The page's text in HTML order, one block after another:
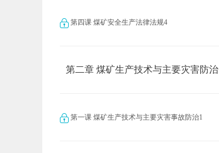
第四课 煤矿安全生产法律法规4
第二章 煤矿生产技术与主要灾害防治
第一课 煤矿生产技术与主要灾害事故防治1